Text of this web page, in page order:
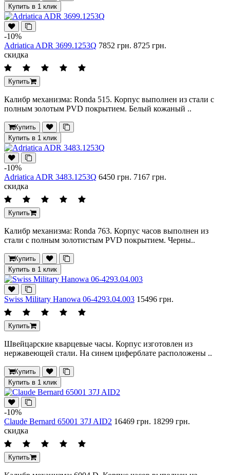
Купить в 1 клик
-10%
Adriatica ADR 3699.1253Q 7852 грн. 8725 грн.
скидка
Купить
Калибр механизма: Ronda 515. Корпус выполнен из стали с
полным золотым PVD покрытием. Белый кожаный ..
Купить
Купить в 1 клик
-10%
Adriatica ADR 3483.1253Q 6450 грн. 7167 грн.
скидка
Купить
Калибр механизма: Ronda 763. Корпус часов выполнен из
стали с полным золотистым PVD покрытием. Черны..
Купить
Купить в 1 клик
Swiss Military Hanowa 06-4293.04.003 15496 грн.
Купить
Швейцарские кварцевые часы. Корпус изготовлен из
нержавеющей стали. На синем циферблате расположены ..
Купить
Купить в 1 клик
-10%
Claude Bernard 65001 37J AID2 16469 грн. 18299 грн.
скидка
Купить